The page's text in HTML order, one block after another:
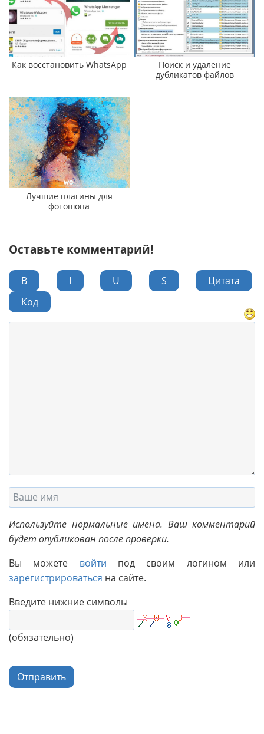
Как восстановить WhatsApp
Поиск и удаление
дубликатов файлов
Лучшие плагины для
фотошопа
Оставьте комментарий!
B I U S
Цитата
Код
Используйте нормальные имена. Ваш комментарий
будет опубликован после проверки.
Вы можете войти под своим логином или
зарегистрироваться на сайте.
Введите нижние символы
(обязательно)
Отправить